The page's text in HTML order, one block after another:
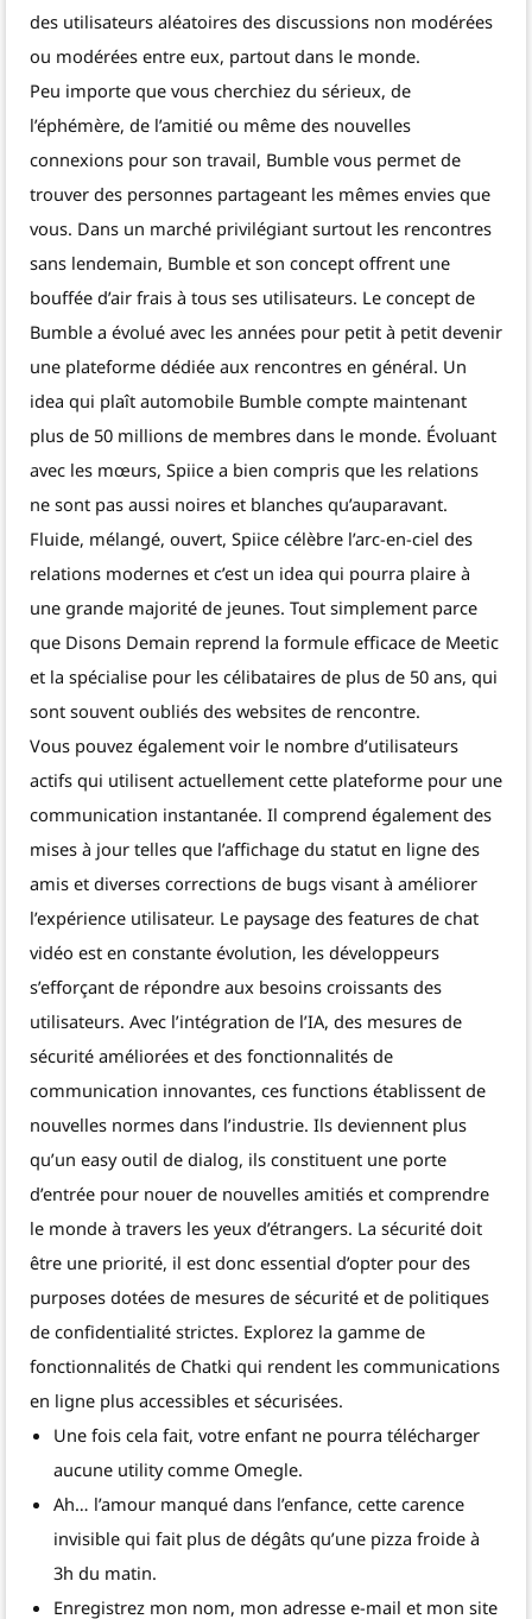
des utilisateurs aléatoires des discussions non modérées
ou modérées entre eux, partout dans le monde.
Peu importe que vous cherchiez du sérieux, de
l’éphémère, de l’amitié ou même des nouvelles
connexions pour son travail, Bumble vous permet de
trouver des personnes partageant les mêmes envies que
vous. Dans un marché privilégiant surtout les rencontres
sans lendemain, Bumble et son concept offrent une
bouffée d’air frais à tous ses utilisateurs. Le concept de
Bumble a évolué avec les années pour petit à petit devenir
une plateforme dédiée aux rencontres en général. Un
idea qui plaît automobile Bumble compte maintenant
plus de 50 millions de membres dans le monde. Évoluant
avec les mœurs, Spiice a bien compris que les relations
ne sont pas aussi noires et blanches qu’auparavant.
Fluide, mélangé, ouvert, Spiice célèbre l’arc-en-ciel des
relations modernes et c’est un idea qui pourra plaire à
une grande majorité de jeunes. Tout simplement parce
que Disons Demain reprend la formule efficace de Meetic
et la spécialise pour les célibataires de plus de 50 ans, qui
sont souvent oubliés des websites de rencontre.
Vous pouvez également voir le nombre d’utilisateurs
actifs qui utilisent actuellement cette plateforme pour une
communication instantanée. Il comprend également des
mises à jour telles que l’affichage du statut en ligne des
amis et diverses corrections de bugs visant à améliorer
l’expérience utilisateur. Le paysage des features de chat
vidéo est en constante évolution, les développeurs
s’efforçant de répondre aux besoins croissants des
utilisateurs. Avec l’intégration de l’IA, des mesures de
sécurité améliorées et des fonctionnalités de
communication innovantes, ces functions établissent de
nouvelles normes dans l’industrie. Ils deviennent plus
qu’un easy outil de dialog, ils constituent une porte
d’entrée pour nouer de nouvelles amitiés et comprendre
le monde à travers les yeux d’étrangers. La sécurité doit
être une priorité, il est donc essential d’opter pour des
purposes dotées de mesures de sécurité et de politiques
de confidentialité strictes. Explorez la gamme de
fonctionnalités de Chatki qui rendent les communications
en ligne plus accessibles et sécurisées.
Une fois cela fait, votre enfant ne pourra télécharger
aucune utility comme Omegle.
Ah… l’amour manqué dans l’enfance, cette carence
invisible qui fait plus de dégâts qu’une pizza froide à
3h du matin.
Enregistrez mon nom, mon adresse e-mail et mon site